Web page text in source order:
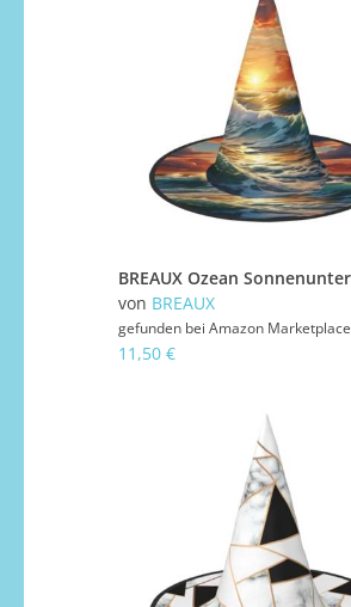
von BREAUX
gefunden bei Amazon Marketplace
11,50 €